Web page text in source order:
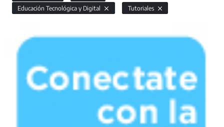
Educación Tecnológica y Digital
Tutoriales